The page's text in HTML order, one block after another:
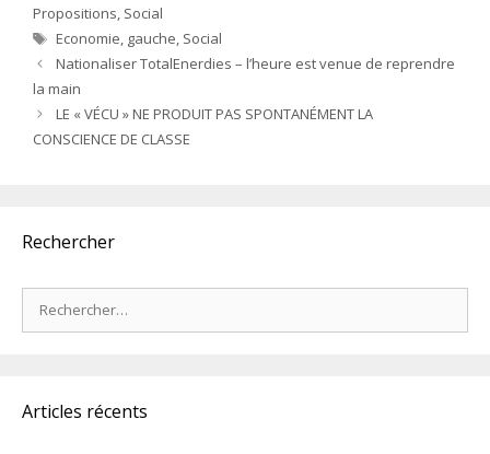
Propositions, Social
Étiquettes
Economie, gauche, Social
Nationaliser TotalEnerdies – l’heure est venue de reprendre
la main
LE « VÉCU » NE PRODUIT PAS SPONTANÉMENT LA
CONSCIENCE DE CLASSE
Rechercher
Articles récents